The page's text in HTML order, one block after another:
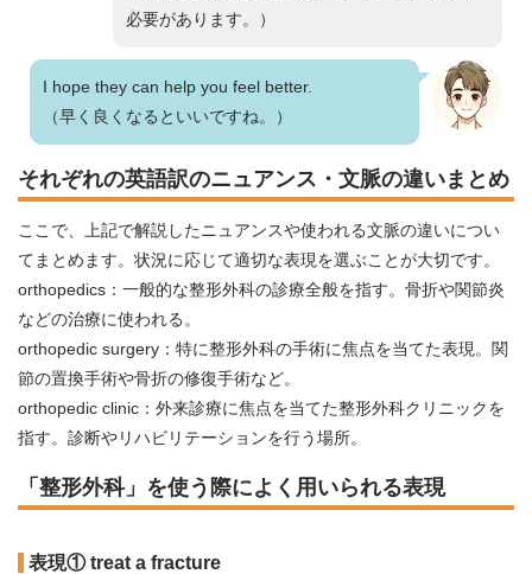
必要があります。）
I hope they can help you feel better.
（早く良くなるといいですね。）
それぞれの英語訳のニュアンス・文脈の違いまとめ
ここで、上記で解説したニュアンスや使われる文脈の違いについ
てまとめます。状況に応じて適切な表現を選ぶことが大切です。
orthopedics：一般的な整形外科の診療全般を指す。骨折や関節炎
などの治療に使われる。
orthopedic surgery：特に整形外科の手術に焦点を当てた表現。関
節の置換手術や骨折の修復手術など。
orthopedic clinic：外来診療に焦点を当てた整形外科クリニックを
指す。診断やリハビリテーションを行う場所。
「整形外科」を使う際によく用いられる表現
表現① treat a fracture